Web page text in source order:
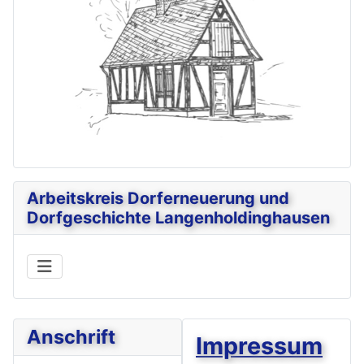
Arbeitskreis Dorferneuerung und
Dorfgeschichte Langenholdinghausen
Anschrift Impressum